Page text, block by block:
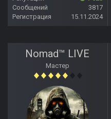
Сообщений
3817
Регистрация
15.11.2024
Nomad™ LIVE
Мастер